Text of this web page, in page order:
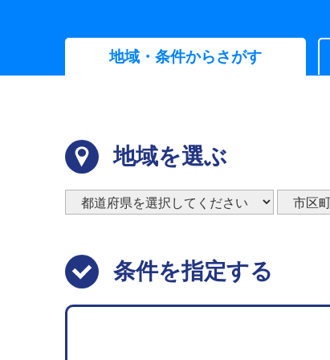
地域・条件からさがす
地域を選ぶ
条件を指定する